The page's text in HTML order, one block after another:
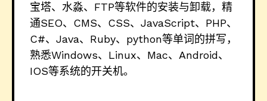
宝塔、水淼、FTP等软件的安装与卸载，精
通SEO、CMS、CSS、JavaScript、PHP、
C#、Java、Ruby、python等单词的拼写，
熟悉Windows、Linux、Mac、Android、
IOS等系统的开关机。